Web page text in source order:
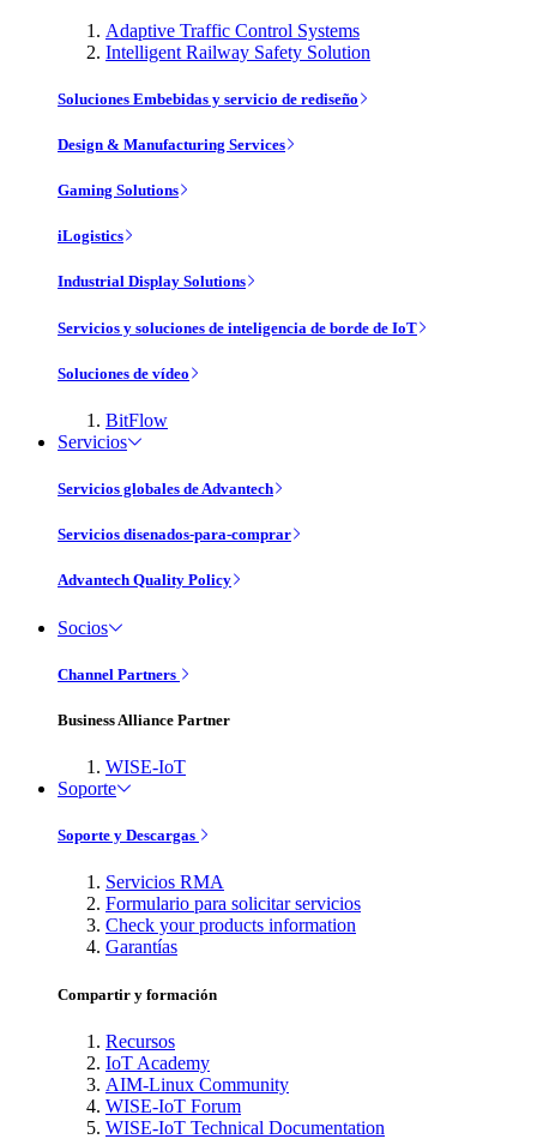
Adaptive Traffic Control Systems
Intelligent Railway Safety Solution
Soluciones Embebidas y servicio de rediseño
Design & Manufacturing Services
Gaming Solutions
iLogistics
Industrial Display Solutions
Servicios y soluciones de inteligencia de borde de IoT
Soluciones de vídeo
BitFlow
Servicios
Servicios globales de Advantech
Servicios disenados-para-comprar
Advantech Quality Policy
Socios
Channel Partners
Business Alliance Partner
WISE-IoT
Soporte
Soporte y Descargas
Servicios RMA
Formulario para solicitar servicios
Check your products information
Garantías
Compartir y formación
Recursos
IoT Academy
AIM-Linux Community
WISE-IoT Forum
WISE-IoT Technical Documentation